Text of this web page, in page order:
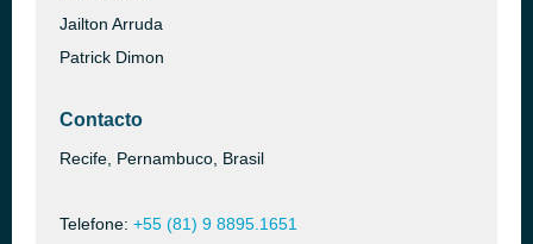
Jailton Arruda
Patrick Dimon
Contacto
Recife, Pernambuco, Brasil
Telefone: +55 (81) 9 8895.1651